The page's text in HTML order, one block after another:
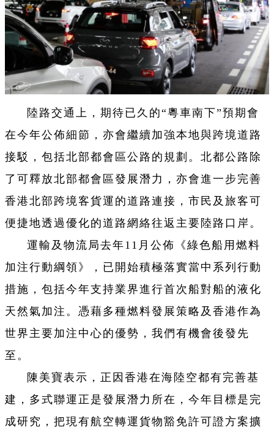
陸路交通上，期待已久的“粵車南下”預期會
在今年公佈細節，亦會繼續加強本地與跨境道路
接駁，包括北部都會區公路的規劃。北都公路除
了可釋放北部都會區發展潛力，亦會進一步完善
香港北部跨境客貨運的道路連接，市民及旅客可
便捷地透過優化的道路網絡往返主要陸路口岸。
運輸及物流局去年11月公佈《綠色船用燃料
加注行動綱領》，已開始積極落實當中系列行動
措施，包括今年支持業界進行首次船對船的液化
天然氣加注。憑藉多種燃料發展策略及香港作為
世界主要加注中心的優勢，我們有機會後發先
至。
陳美寶表示，正因香港在海陸空都有完善基
建，多式聯運正是發展潛力所在，今年目標是完
成研究，把現有航空轉運貨物豁免許可證方案擴